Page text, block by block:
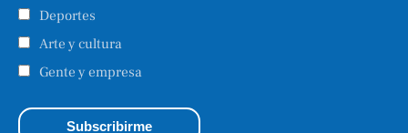
Deportes
Arte y cultura
Gente y empresa